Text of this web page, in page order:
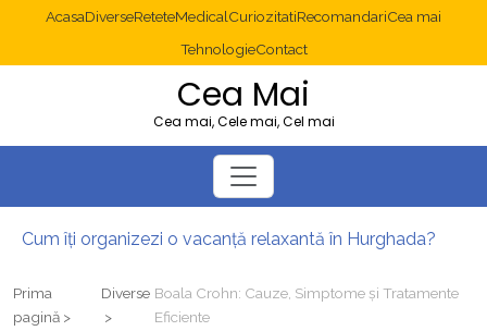
AcasaDiverseReteteMedicalCuriozitatiRecomandariCea mai
TehnologieContact
Cea Mai
Cea mai, Cele mai, Cel mai
Cum îți organizezi o vacanță relaxantă în Hurghada?
Multisite WordPress și Mastodon: cum gestionezi mai multe site-uri
Prima
pagină
Diverse Boala Crohn: Cauze, Simptome și Tratamente
Eficiente